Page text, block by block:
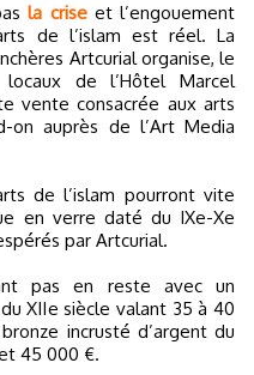
la criseet l’engouement
de l’islam est réel. La
Artcurial organise, le
de l’Hôtel Marcel
vente consacrée aux arts
on auprès de l’Art Media
de l’islam pourront vite
en verre daté du IXe-Xe
par Artcurial.
pas en reste avec un
XIIe siècle valant 35 à 40
incrusté d’argent du
45 000 €.